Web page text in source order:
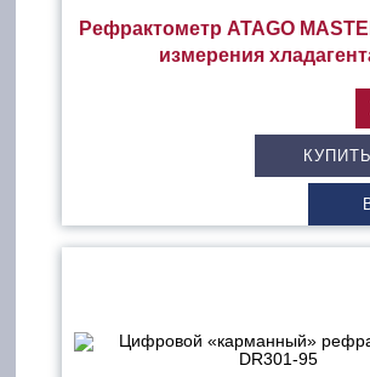
Рефрактометр ATAGO
измерения